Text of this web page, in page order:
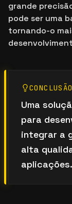
grande
pode ser uma
tornando-o
Uma
para
integrar a
alta
aplicações.